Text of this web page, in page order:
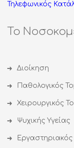
Τηλεφωνικός
Το
Διοίκηση
Παθολογικός
Χειρουργικός
Ψυχικής Υγείας